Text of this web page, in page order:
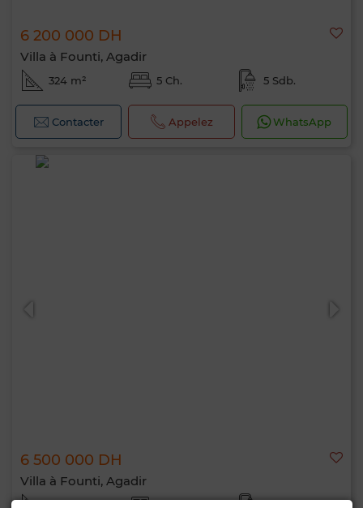
6 200 000 DH
Villa à Founti, Agadir
324 m² 5 Ch. 5 Sdb.
Contacter Appelez WhatsApp
6 500 000 DH
Villa à Founti, Agadir